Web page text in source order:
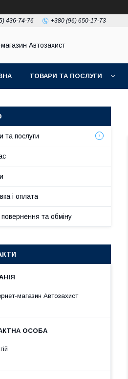
436-74-76 +380 (96) 650-17-73
магазин Автозахист
ТОВАРИ ТА ПОСЛУГИ
та послуги
і оплата
та обміну
магазин Автозахист